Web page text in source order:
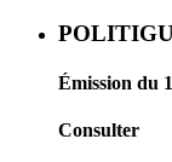
Émission du
Consulter